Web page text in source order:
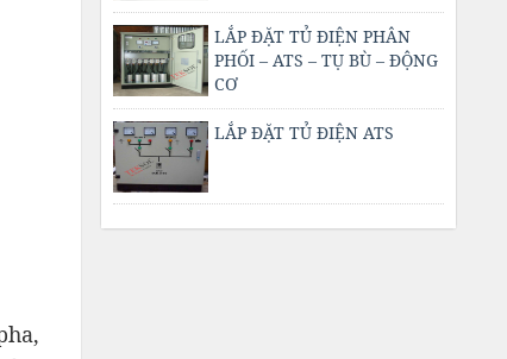
LẮP ĐẶT TỦ ĐIỆN PHÂN
PHỐI – ATS – TỤ BÙ – ĐỘNG
CƠ
LẮP ĐẶT TỦ ĐIỆN ATS